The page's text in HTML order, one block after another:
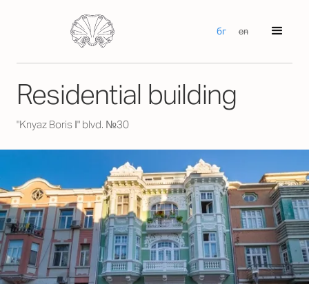
бг en
Residential building
"Knyaz Boris І" blvd. №30